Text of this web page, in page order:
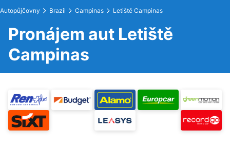
Autopůjčovny Brazil Campinas Letiště Campinas
Pronájem aut Letiště
Campinas